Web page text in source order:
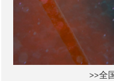
>>全